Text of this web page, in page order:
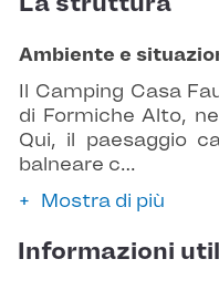
Ambiente e
Il Camping Casa
di Formiche Alto,
Qui, il paesaggio
balneare c…
Mostra di più
Informazioni